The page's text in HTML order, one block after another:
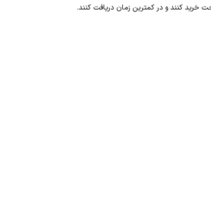
خرید کنند و در کمترین زمان دریافت کنند.